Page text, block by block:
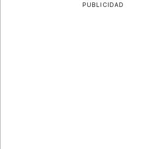
PUBLICIDAD